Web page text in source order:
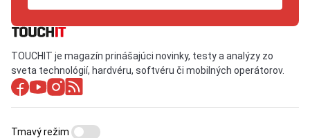
TOUCHIT je magazín prinášajúci novinky, testy a analýzy zo
sveta technológií, hardvéru, softvéru či mobilných operátorov.
Tmavý režim